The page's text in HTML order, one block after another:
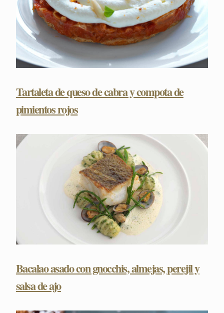
Tartaleta de queso de cabra y compota de
pimientos rojos
Bacalao asado con gnocchis, almejas, perejil y
salsa de ajo